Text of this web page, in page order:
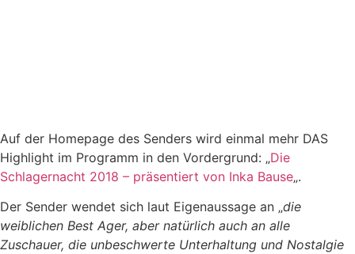
Auf der Homepage des Senders wird einmal mehr DAS
Highlight im Programm in den Vordergrund: „Die
Schlagernacht 2018 – präsentiert von Inka Bause„.
Der Sender wendet sich laut Eigenaussage an „die
weiblichen Best Ager, aber natürlich auch an alle
Zuschauer, die unbeschwerte Unterhaltung und Nostalgie